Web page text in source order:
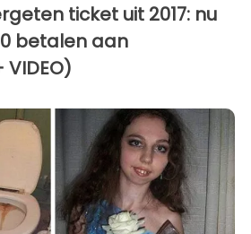
ticket uit 2017: nu
betalen aan